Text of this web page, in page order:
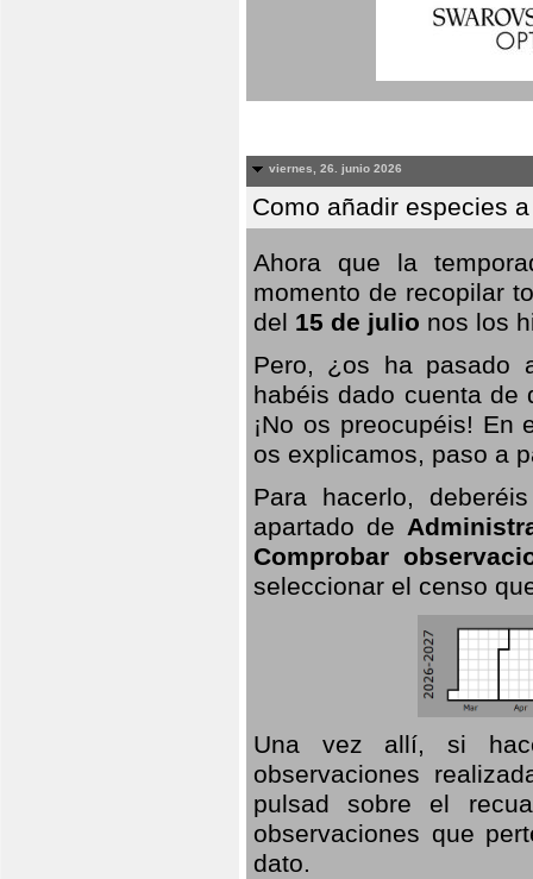
viernes, 26. junio 2026
Como añadir especies
Ahora que la
momento de recopilar
del 15 de julio nos los
Pero, ¿os ha pasado
habéis dado cuenta de
¡No os preocupéis!
os explicamos, paso a
Para hacerlo,
apartado de
Comprobar
seleccionar el censo
Una vez allí, si
observaciones
pulsad sobre el
observaciones que
dato.